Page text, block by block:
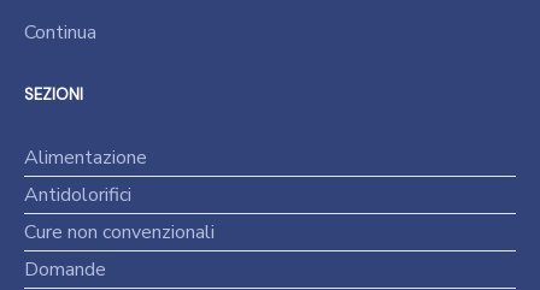
Continua
SEZIONI
Alimentazione
Antidolorifici
Cure non convenzionali
Domande